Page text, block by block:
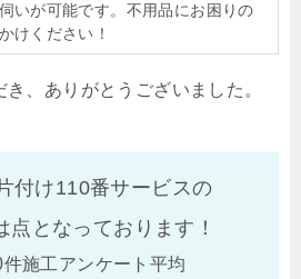
いが可能です。不用品にお困りの
けください！
、ありがとうございました。
付け110番サービスの
点となっております！
施工アンケート平均